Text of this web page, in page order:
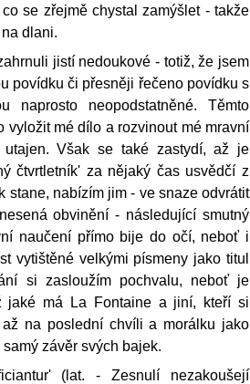
se zřejmě chystal zamýšlet - takže
dlani.
jistí nedoukové - totiž, že jsem
povídku či přesněji řečeno povídku s
naprosto neopodstatněné. Těmto
vyložit mé dílo a rozvinout mé mravní
Však se také zastydí, až je
čtvrtletník' za nějaký čas usvědčí z
stane, nabízím jim - ve snaze odvrátit
obvinění - následující smutný
naučení přímo bije do očí, neboť i
vytištěné velkými písmeny jako titul
si zasloužím pochvalu, neboť je
jaké má La Fontaine a jiní, kteří si
na poslední chvíli a morálku jako
závěr svých bajek.
(lat. - Zesnulí nezakoušejí